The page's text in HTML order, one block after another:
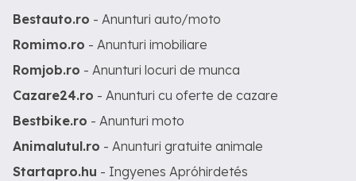
Bestauto.ro - Anunturi auto/moto
Romimo.ro - Anunturi imobiliare
Romjob.ro - Anunturi locuri de munca
Cazare24.ro - Anunturi cu oferte de cazare
Bestbike.ro - Anunturi moto
Animalutul.ro - Anunturi gratuite animale
Startapro.hu - Ingyenes Apróhirdetés